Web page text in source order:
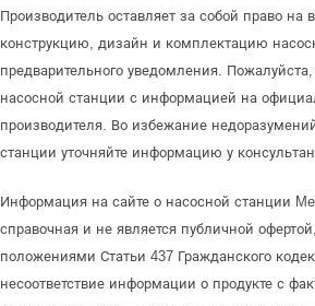
Производитель оставляет за собой право
конструкцию, дизайн и комплектацию
предварительного уведомления.
насосной станции с информацией на
производителя. Во избежание
станции уточняйте информацию у
Информация на сайте о насосной станции
справочная и не является публичной
положениями Статьи 437 Гражданского
несоответствие информации о продукте с